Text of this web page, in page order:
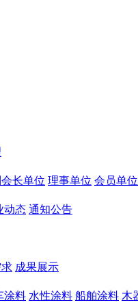
长单位 理事单位 会员单位
动态 通知公告
成果展示
涂料 水性涂料 船舶涂料 木